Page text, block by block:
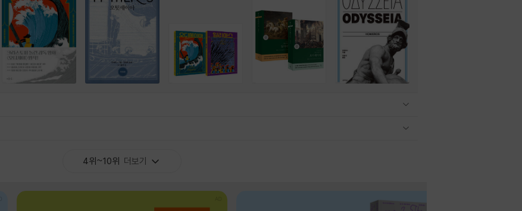
4위~10위 더보기